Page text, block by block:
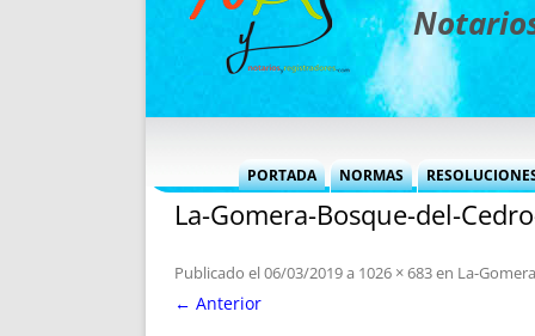
PORTADA NORMAS
MÁS USADAS (CUADRO)
MÁS DESTACADAS
INFORMES
VOCES
La-Gomera-Bosque-del-
Publicado el06/03/2019a 1026 × 683en La-
← Anterior